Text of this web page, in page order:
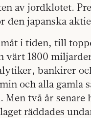
av jordklotet.
den japanska
i tiden, till
värt 1800
bankirer
och alla gamla
Men två år
räddades